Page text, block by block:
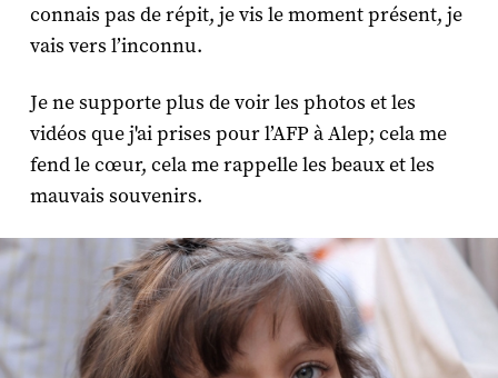
connais pas de répit, je vis le moment présent, je
vais vers l’inconnu.
Je ne supporte plus de voir les photos et les
vidéos que j'ai prises pour l’AFP à Alep; cela me
fend le cœur, cela me rappelle les beaux et les
mauvais souvenirs.